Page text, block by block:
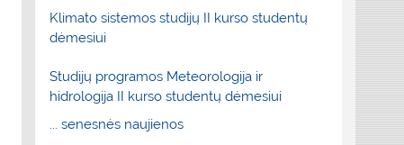
Klimato sistemos studijų II kurso studentų
dėmesiui
Studijų programos Meteorologija ir
hidrologija II kurso studentų dėmesiui
... senesnės naujienos